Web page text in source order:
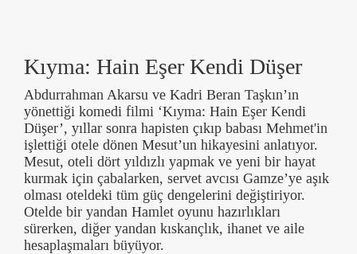
Kıyma: Hain Eşer Kendi Düşer
Abdurrahman Akarsu ve Kadri Beran Taşkın’ın
yönettiği komedi filmi ‘Kıyma: Hain Eşer Kendi
Düşer’, yıllar sonra hapisten çıkıp babası Mehmet'in
işlettiği otele dönen Mesut’un hikayesini anlatıyor.
Mesut, oteli dört yıldızlı yapmak ve yeni bir hayat
kurmak için çabalarken, servet avcısı Gamze’ye aşık
olması oteldeki tüm güç dengelerini değiştiriyor.
Otelde bir yandan Hamlet oyunu hazırlıkları
sürerken, diğer yandan kıskançlık, ihanet ve aile
hesaplaşmaları büyüyor.